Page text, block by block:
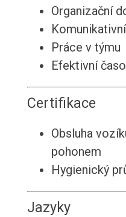
Organizační
Práce v týmu
Efektivní
Certifikace
Obsluha
pohonem
Hygienický
Jazyky